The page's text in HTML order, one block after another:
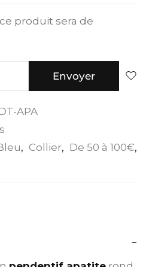
produit sera de
APA
, Collier, De 50 à 100€,